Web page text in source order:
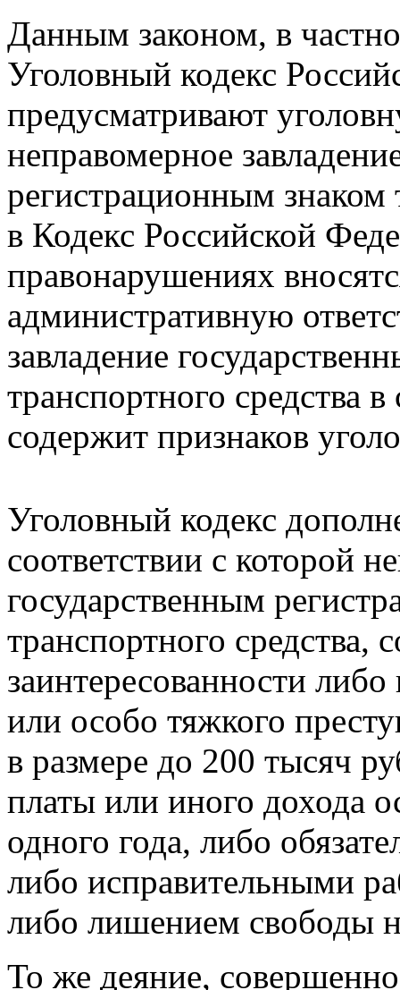
Данным законом, в
Уголовный кодекс
предусматривают
неправомерное
регистрационным знаком
в Кодекс Российской
правонарушениях
административную
завладение
транспортного средства
содержит признаков
Уголовный кодекс
соответствии с которой
государственным
транспортного средства,
заинтересованности
или особо тяжкого
в размере до 200 тысяч
платы или иного дохода
одного года, либо
либо исправительными
либо лишением свободы
То же деяние,